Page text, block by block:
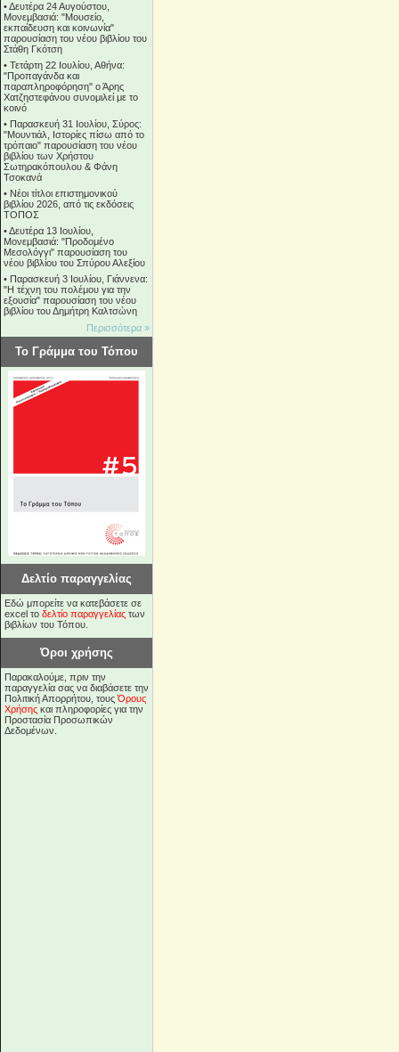
•Δευτέρα 24 Αυγούστου,
Μονεμβασιά: "Μουσείο,
εκπαίδευση και κοινωνία"
παρουσίαση του νέου βιβλίου του
Στάθη Γκότση
• Τετάρτη 22 Ιουλίου, Αθήνα:
"Προπαγάνδα και
παραπληροφόρηση" ο Άρης
Χατζηστεφάνου συνομιλεί με το
κοινό
• Παρασκευή 31 Ιουλίου, Σύρος:
"Μουντιάλ, Ιστορίες πίσω από το
τρόπαιο" παρουσίαση του νέου
βιβλίου των Χρήστου
Σωτηρακόπουλου & Φάνη
Τσοκανά
• Νέοι τίτλοι επιστημονικού
βιβλίου 2026, από τις εκδόσεις
ΤΟΠΟΣ
•Δευτέρα 13 Ιουλίου,
Μονεμβασιά: "Προδομένο
Μεσολόγγι" παρουσίαση του
νέου βιβλίου του Σπύρου Αλεξίου
• Παρασκευή 3 Ιουλίου, Γιάννενα:
"Η τέχνη του πολέμου για την
εξουσία" παρουσίαση του νέου
βιβλίου του Δημήτρη Καλτσώνη
Περισσότερα »
Το Γράμμα του Τόπου
Δελτίο παραγγελίας
Εδώ μπορείτε να κατεβάσετε σε
excel το δελτίο παραγγελίας των
βιβλίων του Τόπου.
Όροι χρήσης
Παρακαλούμε, πριν την
παραγγελία σας να διαβάσετε την
Πολιτική Απορρήτου, τουςΌρους
Χρήσης και πληροφορίες για την
Προστασία Προσωπικών
Δεδομένων.